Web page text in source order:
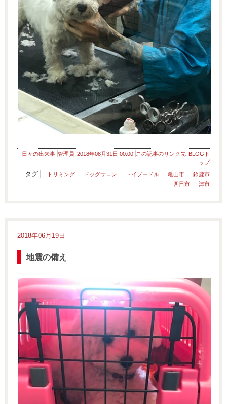
日々の出来事 管理員 2018年08月31日 00:00 この記事のリンク先 BLOGト
ップ
タグ トリミング ドッグサロン トイプードル 亀山市
鈴鹿市
四日市
津市
2018年06月19日
地震の備え